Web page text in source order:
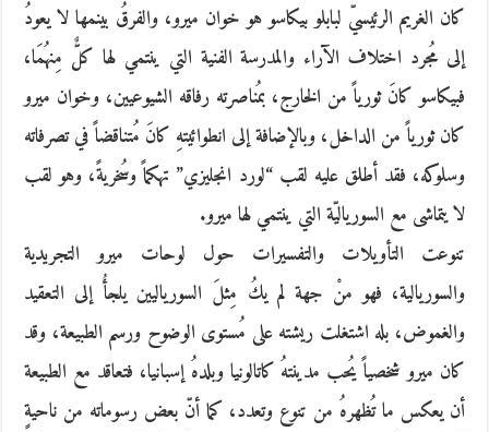
كان الغريم الرئيسيّ لبابلو بيكاسو هو خوان ميرو، والفرقُ بينمها لا يعودُ
إلى مُجرد اختلاف الآراء والمدرسة الفنية التي ينتمي لها كلٌّ مِنهُمَا،
فبيكاسو كانَ ثورياً من الخارج، بمُناصرته رفاقه الشيوعيين، وخوان ميرو
كان ثورياً من الداخل، وبالإضافة إلى انطوائيتهِ كانَ مُتناقضاً في تصرفاته
وسلوكه، فقد أطلق عليه لقب “لورد انجليزي” تهكماً وسُخريةً، وهو لقب
لا يتماشى مع السورياليّة التي ينتمي لها ميرو.
تنوعت التأويلات والتفسيرات حول لوحات ميرو التجريدية
والسوريالية، فهو منْ جهة لم يكُ مِثلَ السورياليين يلجأُ إلى التعقيد
والغموض، بله اشتغلت ريشته على مُستوى الوضوح ورسم الطبيعة، وقد
كان ميرو شخصياً يُحب مدينتهُ كاتالونيا وبلدهُ إسبانيا، فتعاقد مع الطبيعة
أن يعكس ما تُظهرهُ من تنوع وتعدد، كما أنّ بعض رسوماته من ناحيةٍ